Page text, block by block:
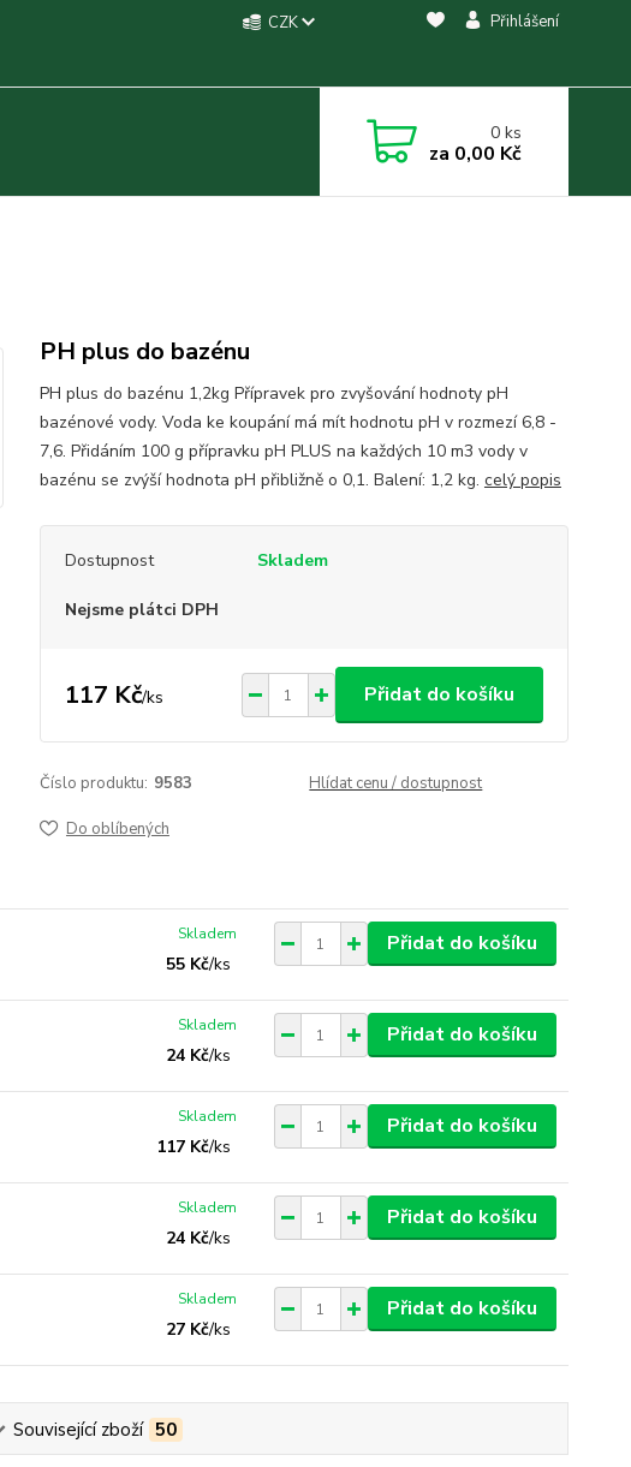
CZK Přihlášení
0ks
za 0,00 Kč
PH plus do bazénu
PH plus do bazénu 1,2kg Přípravek pro zvyšování hodnoty pH
bazénové vody. Voda ke koupání má mít hodnotu pH v rozmezí 6,8 -
7,6. Přidáním 100 g přípravku pH PLUS na každých 10 m3 vody v
bazénu se zvýší hodnota pH přibližně o 0,1. Balení: 1,2 kg. celý popis
Dostupnost Skladem
Nejsme plátci DPH
117 Kč/ks Přidat do košíku
Číslo produktu: 9583 Hlídat cenu / dostupnost
Do oblíbených
55 Kč/ks
Skladem Přidat do košíku
24 Kč/ks
Skladem Přidat do košíku
117 Kč/ks
Skladem Přidat do košíku
24 Kč/ks
Skladem Přidat do košíku
27 Kč/ks
Skladem Přidat do košíku
Související zboží 50